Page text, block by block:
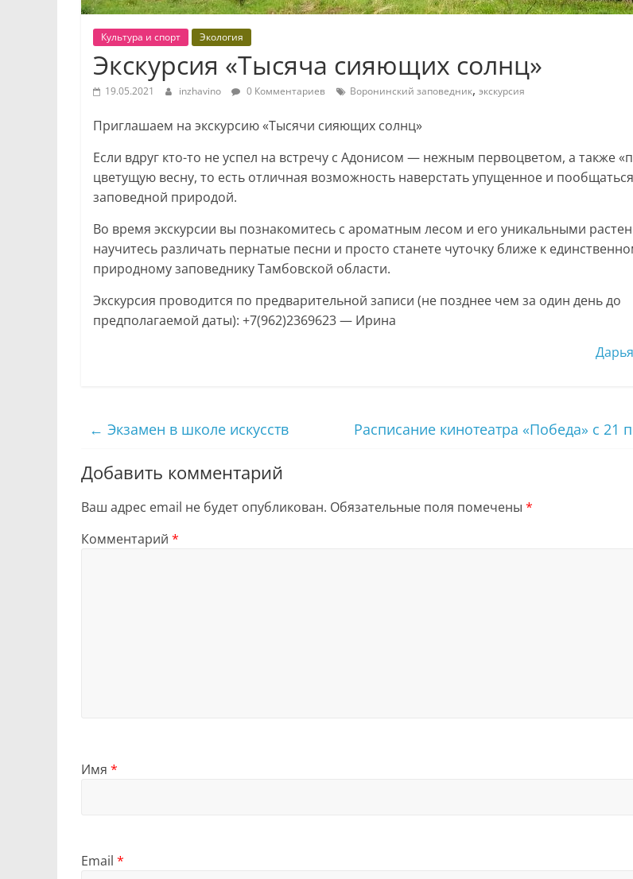
Культура и спорт Экология
Экскурсия «Тысяча сияющих солнц»
19.05.2021 inzhavino 0 Комментариев Воронинский заповедник, экскурсия
Приглашаем на экскурсию «Тысячи сияющих солнц»
Если вдруг кто-то не успел на встречу с Адонисом — нежным первоцветом, а также
цветущую весну, то есть отличная возможность наверстать упущенное и
заповедной природой.
Во время экскурсии вы познакомитесь с ароматным лесом и его уникальными
научитесь различать пернатые песни и просто станете чуточку ближе к
природному заповеднику Тамбовской области.
Экскурсия проводится по предварительной записи (не позднее чем за один день до
предполагаемой даты): +7(962)2369623 — Ирина
← Экзамен в школе искусств Расписание кинотеатра «Победа» с 21
Добавить комментарий
Ваш адрес email не будет опубликован. Обязательные поля помечены *
Комментарий *
Имя *
Email *